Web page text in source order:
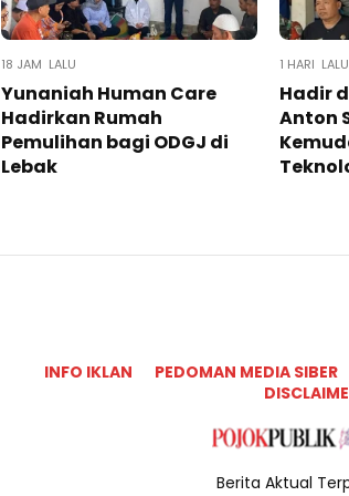
18 JAM LALU
Yunaniah Human Care
Hadirkan Rumah
Pemulihan bagi ODGJ di
Lebak
1 HARI LALU
Hadir
Anton
INFO IKLAN PEDOMAN MEDIA SIBER
Berita Aktual